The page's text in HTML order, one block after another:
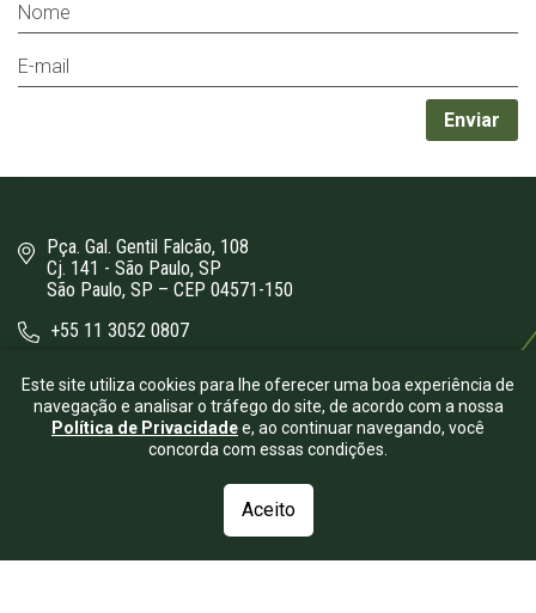
Pça. Gal. Gentil Falcão, 108
Cj. 141 - São Paulo, SP
São Paulo, SP – CEP 04571-150
+55 11 3052 0807
Bergamini Advogados- Todos os direitos reservados.
| Desenvolvido por
Este site utiliza cookies para lhe oferecer uma boa experiência de
navegação e analisar o tráfego do site, de acordo com a nossa
Política de Privacidadee, ao continuar navegando, você
concorda com essas condições.
Aceito